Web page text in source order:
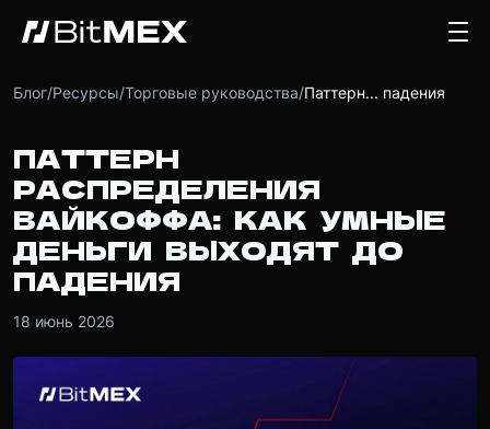
Блог/Ресурсы/Торговые руководства/Паттерн... падения
ПАТТЕРН
РАСПРЕДЕЛЕНИЯ
ВАЙКОФФА: КАК УМНЫЕ
ДЕНЬГИ ВЫХОДЯТ ДО
ПАДЕНИЯ
18 июнь 2026